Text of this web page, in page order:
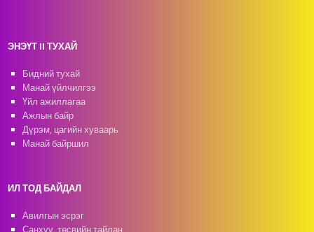
ЭНЭҮТ II ТУХАЙ
Бидний тухай
Манай үйлчилгээ
Үйл ажиллагаа
Ажлын байр
Дүрэм, цагийн хуваарь
Манай байршил
ИЛ ТОД БАЙДАЛ
Авилгын эсрэг